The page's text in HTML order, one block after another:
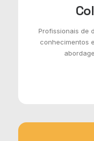
Profissionais de
conhecimentos